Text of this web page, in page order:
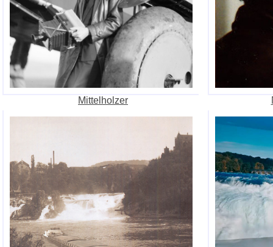
Mittelholzer